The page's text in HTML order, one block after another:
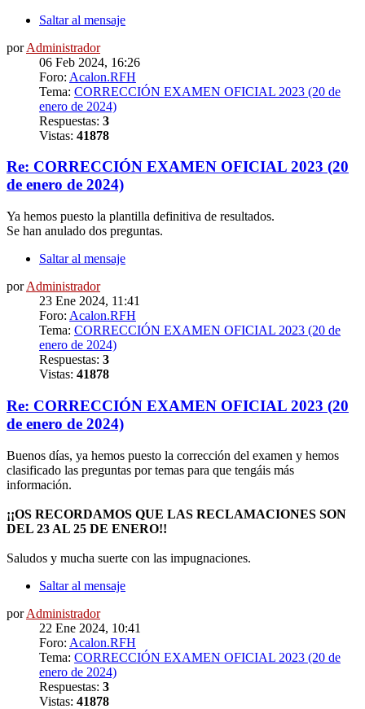
Saltar al mensaje
porAdministrador
06 Feb 2024, 16:26
Foro: Acalon.RFH
Tema: CORRECCIÓN EXAMEN OFICIAL 2023 (20 de
enero de 2024)
Respuestas: 3
Vistas: 41878
Re: CORRECCIÓN EXAMEN OFICIAL 2023 (20
de enero de 2024)
Ya hemos puesto la plantilla definitiva de resultados.
Se han anulado dos preguntas.
Saltar al mensaje
porAdministrador
23 Ene 2024, 11:41
Foro: Acalon.RFH
Tema: CORRECCIÓN EXAMEN OFICIAL 2023 (20 de
enero de 2024)
Respuestas: 3
Vistas: 41878
Re: CORRECCIÓN EXAMEN OFICIAL 2023 (20
de enero de 2024)
Buenos días, ya hemos puesto la corrección del examen y hemos
clasificado las preguntas por temas para que tengáis más
información.
¡¡OS RECORDAMOS QUE LAS RECLAMACIONES SON
DEL 23 AL 25 DE ENERO!!
Saludos y mucha suerte con las impugnaciones.
Saltar al mensaje
porAdministrador
22 Ene 2024, 10:41
Foro: Acalon.RFH
Tema: CORRECCIÓN EXAMEN OFICIAL 2023 (20 de
enero de 2024)
Respuestas: 3
Vistas: 41878